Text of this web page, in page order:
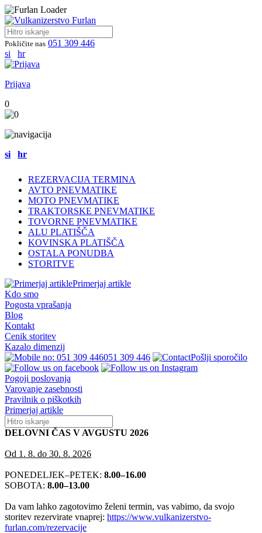
Pokličite nas 051 309 446
si
hr
Prijava
0
si hr
REZERVACIJA TERMINA
AVTO PNEVMATIKE
MOTO PNEVMATIKE
TRAKTORSKE PNEVMATIKE
TOVORNE PNEVMATIKE
ALU PLATIŠČA
KOVINSKA PLATIŠČA
OSTALA PONUDBA
STORITVE
Primerjaj artikle
Kdo smo
Pogosta vprašanja
Blog
Kontakt
Cenik storitev
Kazalo dimenzij
051 309 446
Pošlji sporočilo
Pogoji poslovanja
Varovanje zasebnosti
Pravilnik o piškotkih
Primerjaj artikle
DELOVNI ČAS V AVGUSTU 2026
Od 1. 8. do 30. 8. 2026
PONEDELJEK–PETEK: 8.00–16.00
SOBOTA: 8.00–13.00
Da vam lahko zagotovimo želeni termin, vas vabimo, da svojo
storitev rezervirate vnaprej: https://www.vulkanizerstvo-
furlan.com/rezervacije